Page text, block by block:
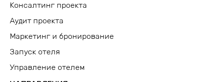
Консалтинг проекта
Аудит проекта
Маркетинг и бронирование
Запуск отеля
Управление отелем